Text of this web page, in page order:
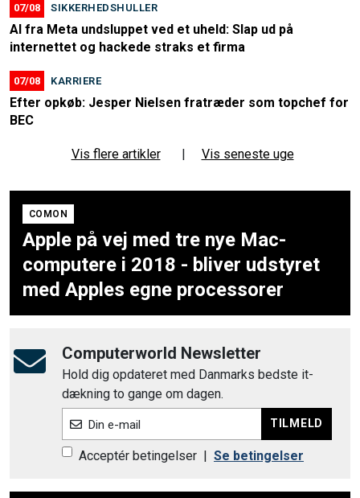
07/08 SIKKERHEDSHULLER
AI fra Meta undsluppet ved et uheld: Slap ud på
internettet og hackede straks et firma
07/08 KARRIERE
Efter opkøb: Jesper Nielsen fratræder som topchef for
BEC
Vis flere artikler | Vis seneste uge
COMON
Apple på vej med tre nye Mac-
computere i 2018 - bliver udstyret
med Apples egne processorer
Computerworld Newsletter
Hold dig opdateret med Danmarks bedste it-
dækning to gange om dagen.
Din e-mail TILMELD
Acceptér betingelser | Se betingelser